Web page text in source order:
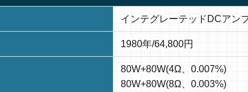
インテグレーテッドDCアン
1980年/64,800円
80W+80W(4Ω、0.007%)
80W+80W(8Ω、0.003%)